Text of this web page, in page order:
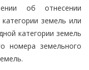
об отнесении
земель или
категории земель
номера земельного